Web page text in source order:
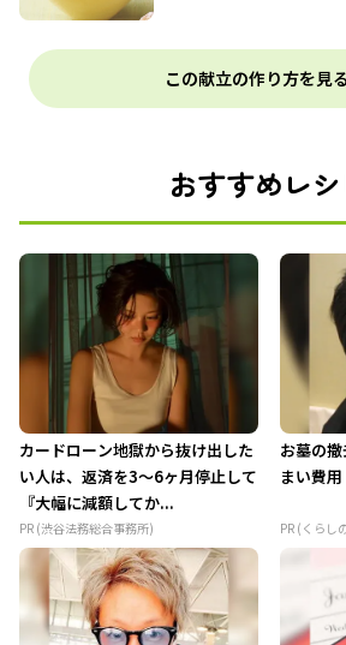
この献立の作り方を見る
おすすめレ
カードローン地獄から抜け出した
い人は、返済を3～6ヶ月停止して
『大幅に減額してか...
PR (渋谷法務総合事務所)
お墓の
まい費用
PR (くらし